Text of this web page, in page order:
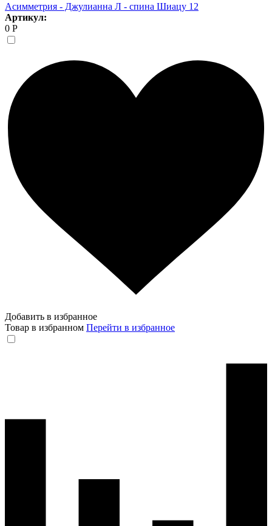
Асимметрия - Джулианна Л - спина Шиацу 12
Артикул:
0 Р
Добавить в избранное
Товар в избранном Перейти в избранное